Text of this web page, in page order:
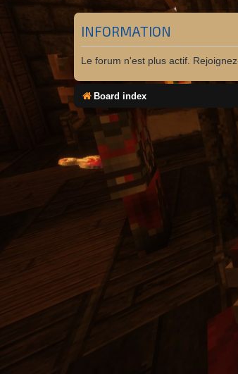
INFORMATION
Le forum n'est plus actif.
Board index